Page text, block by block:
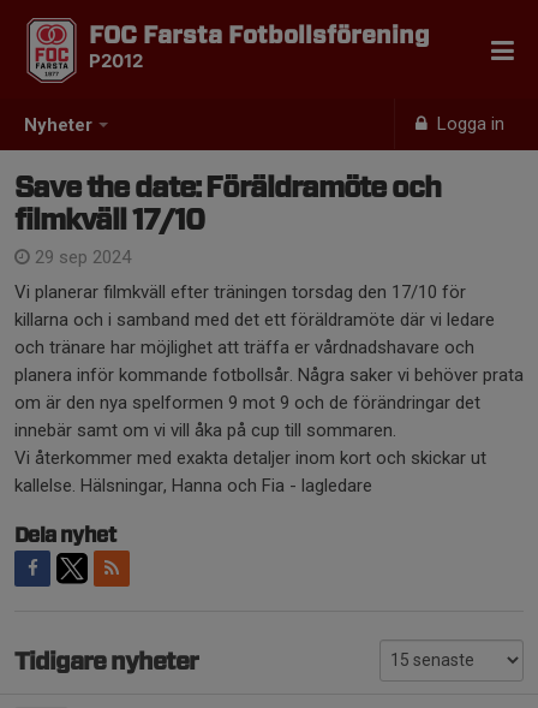
Nyheter Logga in
FOC Farsta Fotbollsförening
P2012
Save the date: Föräldramöte och
filmkväll 17/10
29 sep 2024
Vi planerar filmkväll efter träningen torsdag den 17/10 för
killarna och i samband med det ett föräldramöte där vi ledare
och tränare har möjlighet att träffa er vårdnadshavare och
planera inför kommande fotbollsår. Några saker vi behöver prata
om är den nya spelformen 9 mot 9 och de förändringar det
innebär samt om vi vill åka på cup till sommaren.
Vi återkommer med exakta detaljer inom kort och skickar ut
kallelse. Hälsningar, Hanna och Fia - lagledare
Dela nyhet
Tidigare nyheter